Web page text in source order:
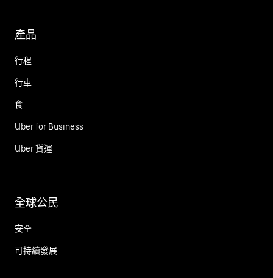
產品
行程
行車
食
Uber for Business
Uber 貨運
全球公民
安全
可持續發展